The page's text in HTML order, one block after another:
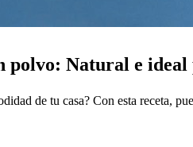
polvo: Natural e ideal
de tu casa? Con esta receta,